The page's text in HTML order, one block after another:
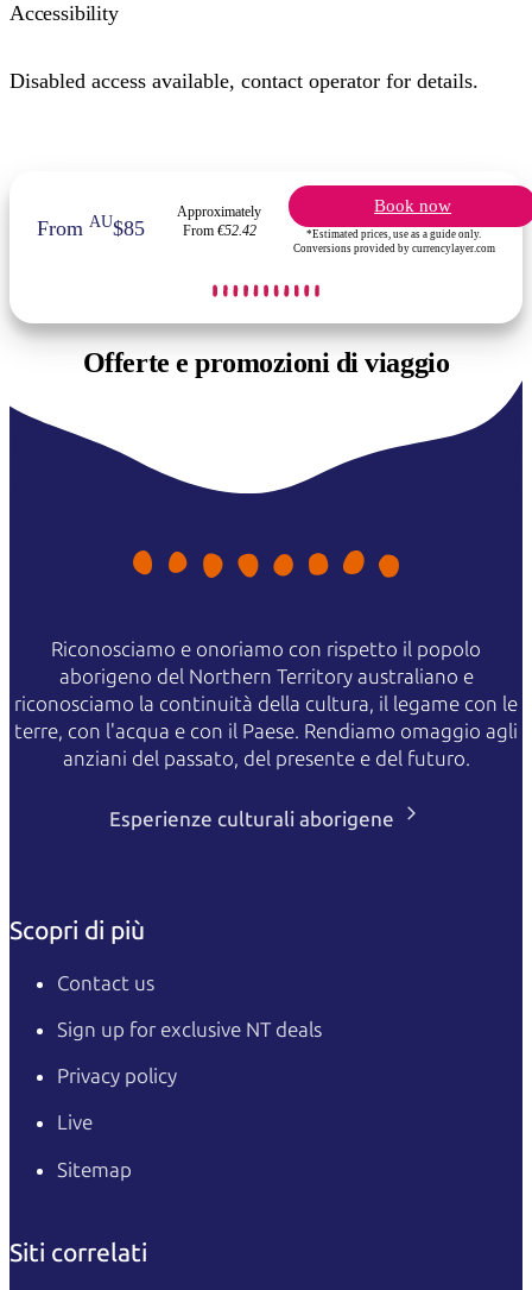
Accessibility
Disabled access available, contact operator for details.
FromAU$85
Approximately
From €52.42
Book now
*Estimated prices, use as a guide only.
Conversions provided by currencylayer.com
Offerte epromozioni di viaggio
Riconosciamo e onoriamo con rispetto il popolo
aborigeno del Northern Territory australiano e
riconosciamo la continuità della cultura, il legame con le
terre, con l'acqua e con il Paese. Rendiamo omaggio agli
anziani del passato, del presente e del futuro.
Esperienze culturali aborigene
Scopri di più
Contact us
Sign up for exclusive NT deals
Privacy policy
Live
Sitemap
Siti correlati